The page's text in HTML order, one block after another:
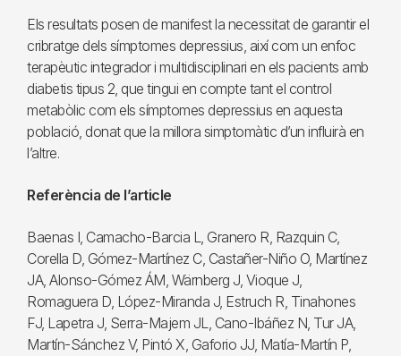
Els resultats posen de manifest la necessitat de garantir el
cribratge dels símptomes depressius, així com un enfoc
terapèutic integrador i multidisciplinari en els pacients amb
diabetis tipus 2, que tingui en compte tant el control
metabòlic com els símptomes depressius en aquesta
població, donat que la millora simptomàtic d’un influirà en
l’altre.
Referència de l’article
Baenas I, Camacho-Barcia L, Granero R, Razquin C,
Corella D, Gómez-Martínez C, Castañer-Niño O, Martínez
JA, Alonso-Gómez ÁM, Wärnberg J, Vioque J,
Romaguera D, López-Miranda J, Estruch R, Tinahones
FJ, Lapetra J, Serra-Majem JL, Cano-Ibáñez N, Tur JA,
Martín-Sánchez V, Pintó X, Gaforio JJ, Matía-Martín P,